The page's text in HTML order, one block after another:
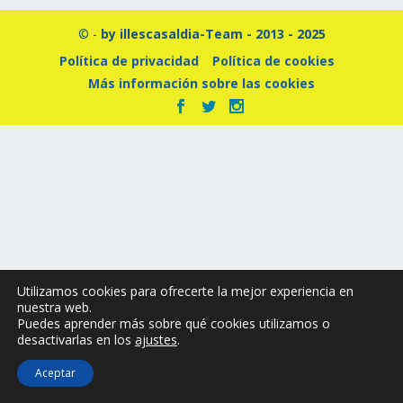
© - by illescasaldia-Team - 2013 - 2025
Política de privacidad
Política de cookies
Más información sobre las cookies
Utilizamos cookies para ofrecerte la mejor experiencia en
nuestra web.
Puedes aprender más sobre qué cookies utilizamos o
desactivarlas en los ajustes.
Aceptar